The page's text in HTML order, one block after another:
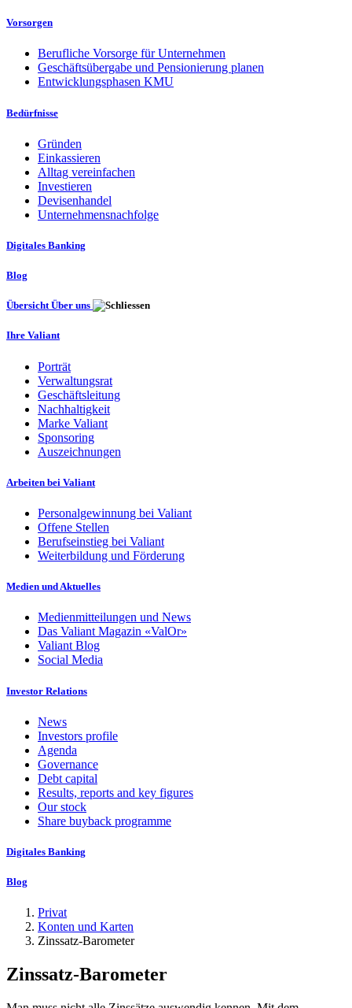
Vorsorgen
Berufliche Vorsorge für Unternehmen
Geschäftsübergabe und Pensionierung planen
Entwicklungsphasen KMU
Bedürfnisse
Gründen
Einkassieren
Alltag vereinfachen
Investieren
Devisenhandel
Unternehmensnachfolge
Digitales Banking
Blog
Übersicht Über uns
Ihre Valiant
Porträt
Verwaltungsrat
Geschäftsleitung
Nachhaltigkeit
Marke Valiant
Sponsoring
Auszeichnungen
Arbeiten bei Valiant
Personalgewinnung bei Valiant
Offene Stellen
Berufseinstieg bei Valiant
Weiterbildung und Förderung
Medien und Aktuelles
Medienmitteilungen und News
Das Valiant Magazin «ValOr»
Valiant Blog
Social Media
Investor Relations
News
Investors profile
Agenda
Governance
Debt capital
Results, reports and key figures
Our stock
Share buyback programme
Digitales Banking
Blog
Privat
Konten und Karten
Zinssatz-Barometer
Zinssatz-Barometer